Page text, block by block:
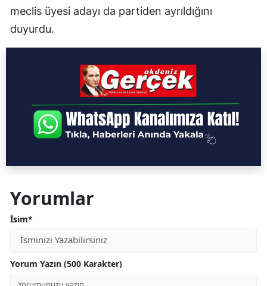
meclis üyesi adayı da partiden ayrıldığını
duyurdu.
Yorumlar
İsim*
Yorum Yazın (500 Karakter)